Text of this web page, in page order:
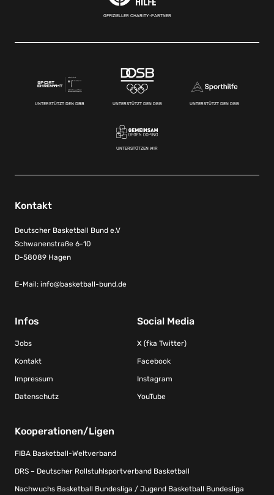
OFFIZIELLER CHARITY-PARTNER
UNTERSTÜTZT DEN DBB UNTERSTÜTZT DEN DBB UNTERSTÜTZT DEN DBB
UNTERSTÜTZEN WIR
Kontakt
Deutscher Basketball Bund e.V
Schwanenstraße 6-10
D-58089 Hagen
E-Mail: info@basketball-bund.de
Infos
Jobs
Kontakt
Impressum
Datenschutz
Social Media
X (fka Twitter)
Facebook
Instagram
YouTube
Kooperationen/Ligen
FIBA Basketball-Weltverband
DRS – Deutscher Rollstuhlsportverband Basketball
Nachwuchs Basketball Bundesliga / Jugend Basketball Bundesliga